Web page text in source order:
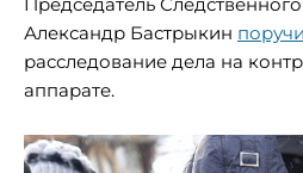
Александр Бастрыкин
расследование дела на
аппарате.